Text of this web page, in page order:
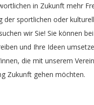
in Zukunft mehr
der sportlichen oder
wir Sie! Sie können
und Ihre Ideen
die mit unserem
Zukunft gehen möchten.